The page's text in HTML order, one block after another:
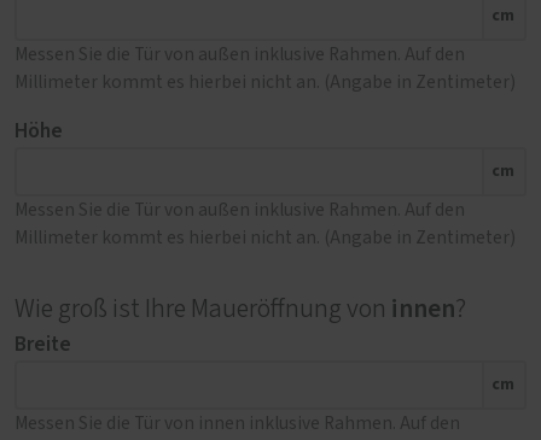
cm
Messen Sie die Tür von außen inklusive Rahmen. Auf den
Millimeter kommt es hierbei nicht an. (Angabe in Zentimeter)
Höhe
cm
Messen Sie die Tür von außen inklusive Rahmen. Auf den
Millimeter kommt es hierbei nicht an. (Angabe in Zentimeter)
Wie groß ist Ihre Maueröffnung von innen?
Breite
cm
Messen Sie die Tür von innen inklusive Rahmen. Auf den